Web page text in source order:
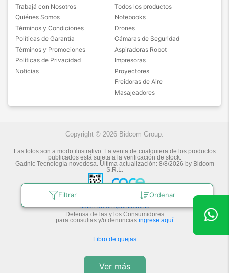
Filtrar Ordenar
Trabajá con Nosotros
Quiénes Somos
Términos y Condiciones
Políticas de Garantía
Términos y Promociones
Políticas de Privacidad
Noticias
Todos los productos
Notebooks
Drones
Cámaras de Seguridad
Aspiradoras Robot
Impresoras
Proyectores
Freidoras de Aire
Masajeadores
Copyright © 2026 Bidcom Group.
Las fotos son a modo ilustrativo. La venta de cualquiera de los productos
publicados está sujeta a la verificación de stock.
Gadnic Tecnología novedosa. Última actualización: 8/8/2026 by Bidcom
S.R.L.
Botón de arrepentimiento
Defensa de las y los Consumidores
para consultas y/o denuncias ingrese aquí
Libro de quejas
Ver más